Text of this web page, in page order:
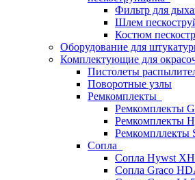
Фильтр для
Шлем
Костюм
Оборудование для
Комплектующие для
Пистолеты
Поворотные узлы
Ремкомплекты
Ремкомплекты
Ремкомплекты
Ремкомпллекты
Сопла
Сопла Hywst
Сопла Graco